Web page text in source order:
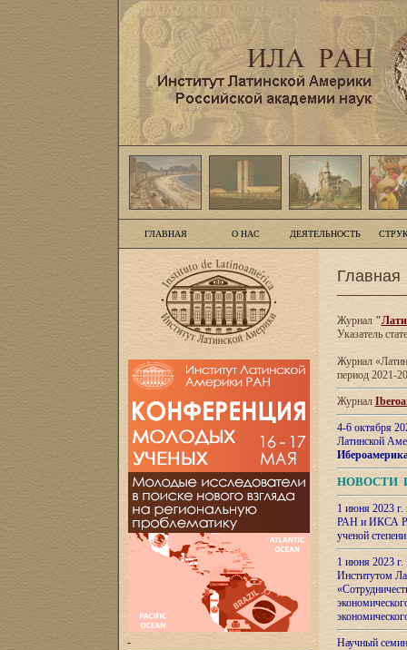
ГЛАВНАЯ О НАС ДЕЯТЕЛЬНОСТЬ
Главная
Журнал"
Указатель
Журнал
период 2021-
Журнал
4-6 октября
Латинской
НОВОСТИ
1 июня 2023
РАН и ИКСА
ученой
1 июня 2023
Институтом
Научный